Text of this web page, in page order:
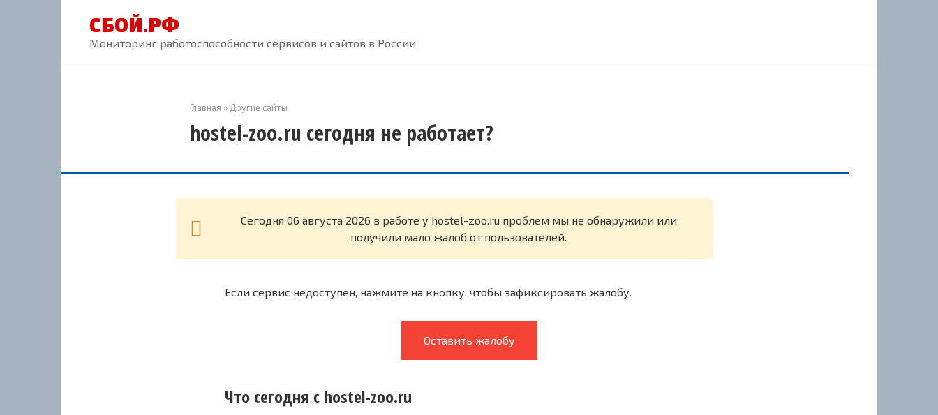
СБОЙ.РФ
Мониторинг работоспособности сервисов и сайтов в России
Главная » Другие сайты
hostel-zoo.ru сегодня не работает?
Cегодня 06 августа 2026 в работе у hostel-zoo.ru проблем мы не обнаружили или
получили мало жалоб от пользователей.
Если сервис недоступен, нажмите на кнопку, чтобы зафиксировать жалобу.
Оставить жалобу
Что сегодня с hostel-zoo.ru